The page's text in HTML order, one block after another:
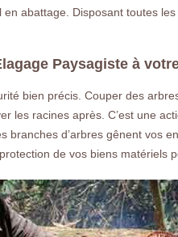
abattage. Disposant toutes
Paysagiste à
bien précis. Couper des
les racines après. C’est une
d’arbres gênent vos
de vos biens matériels